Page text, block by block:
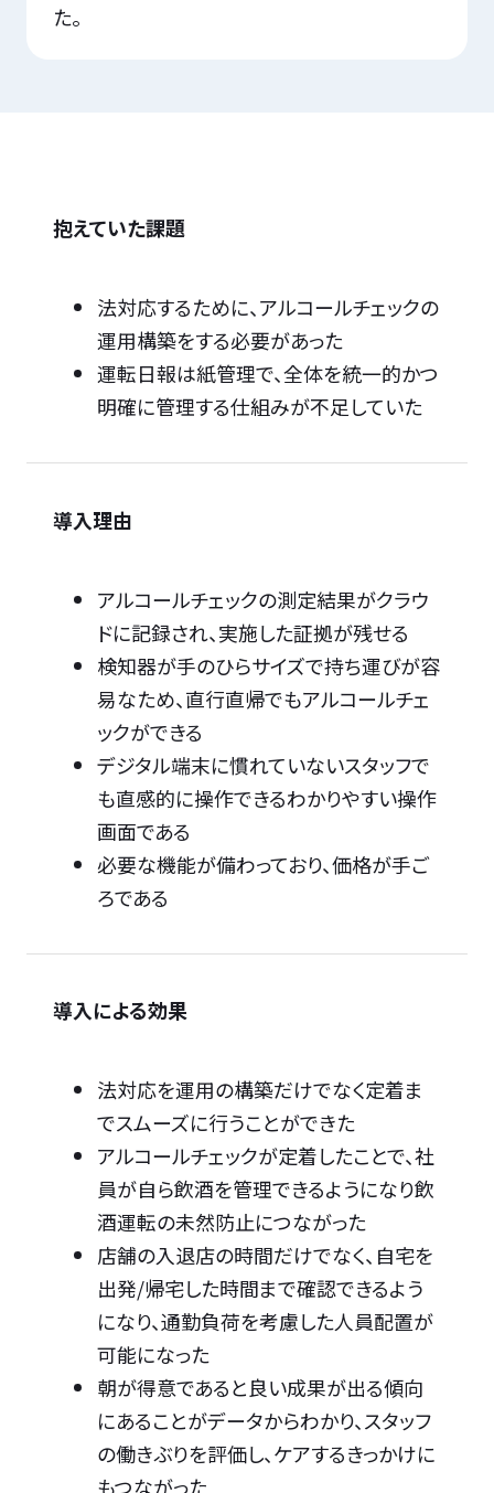
た。
抱えていた課題
法対応するために、アルコールチェックの
運用構築をする必要があった
運転日報は紙管理で、全体を統一的かつ
明確に管理する仕組みが不足していた
導入理由
アルコールチェックの測定結果がクラウ
ドに記録され、実施した証拠が残せる
検知器が手のひらサイズで持ち運びが容
易なため、直行直帰でもアルコールチェ
ックができる
デジタル端末に慣れていないスタッフで
も直感的に操作できるわかりやすい操作
画面である
必要な機能が備わっており、価格が手ご
ろである
導入による効果
法対応を運用の構築だけでなく定着ま
でスムーズに行うことができた
アルコールチェックが定着したことで、社
員が自ら飲酒を管理できるようになり飲
酒運転の未然防止につながった
店舗の入退店の時間だけでなく、自宅を
出発/帰宅した時間まで確認できるよう
になり、通勤負荷を考慮した人員配置が
可能になった
朝が得意であると良い成果が出る傾向
にあることがデータからわかり、スタッフ
の働きぶりを評価し、ケアするきっかけに
もつながった